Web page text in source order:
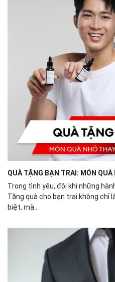
QUÀ TẶNG BẠN TRAI: MÓN QUÀ
Trong tình yêu, đôi khi những
Tặng quà cho bạn trai không chỉ
biệt, mà...